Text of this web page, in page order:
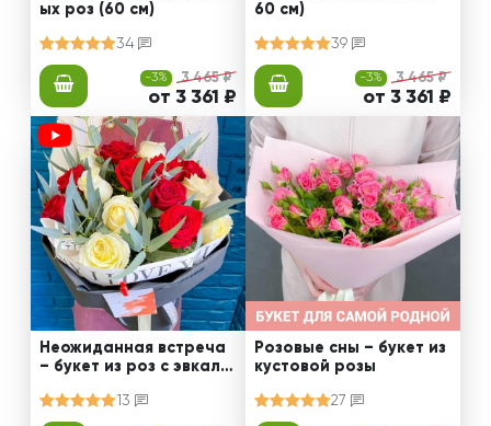
ых роз (60 см)
34
-3% 3 465 ₽
от 3 361 ₽
60 см)
39
-3% 3 465 ₽
от 3 361 ₽
Неожиданная встреча
– букет из роз с эвкали
13
Розовые сны – букет из
кустовой розы
27